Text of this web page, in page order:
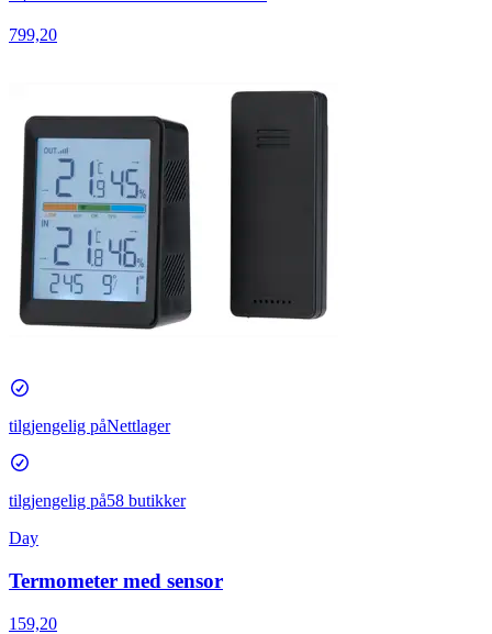
799,20
tilgjengelig påNettlager
tilgjengelig på58 butikker
Day
Termometer med sensor
159,20